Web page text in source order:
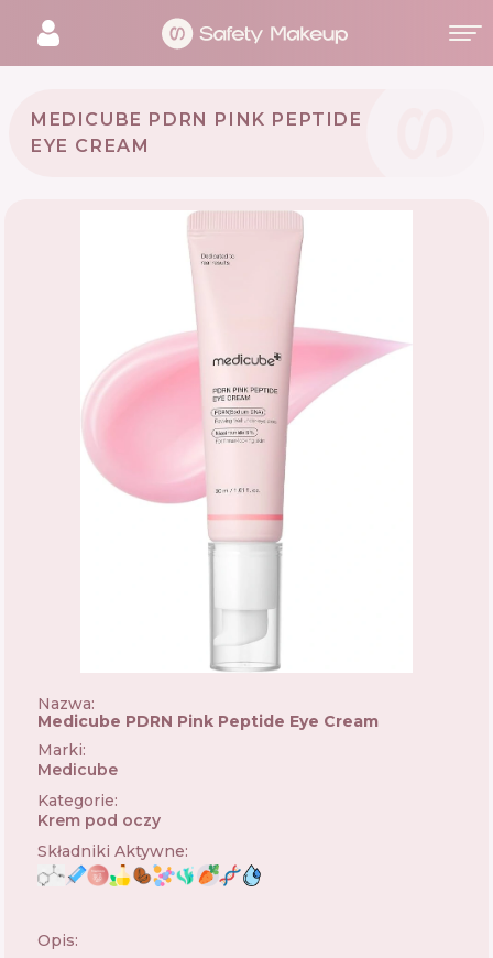
MEDICUBE PDRN PINK PEPTIDE
EYE CREAM
Nazwa:
Medicube PDRN Pink Peptide Eye Cream
Marki:
Medicube
Kategorie:
Krem pod oczy
Składniki Aktywne:
Opis: